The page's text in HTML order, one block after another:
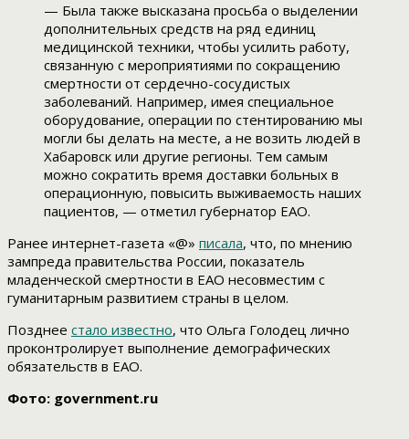
— Была также высказана просьба о выделении
дополнительных средств на ряд единиц
медицинской техники, чтобы усилить работу,
связанную с мероприятиями по сокращению
смертности от сердечно-сосудистых
заболеваний. Например, имея специальное
оборудование, операции по стентированию мы
могли бы делать на месте, а не возить людей в
Хабаровск или другие регионы. Тем самым
можно сократить время доставки больных в
операционную, повысить выживаемость наших
пациентов, — отметил губернатор ЕАО.
Ранее интернет-газета «@» писала, что, по мнению
зампреда правительства России, показатель
младенческой смертности в ЕАО несовместим с
гуманитарным развитием страны в целом.
Позднее стало известно, что Ольга Голодец лично
проконтролирует выполнение демографических
обязательств в ЕАО.
Фото: government.ru